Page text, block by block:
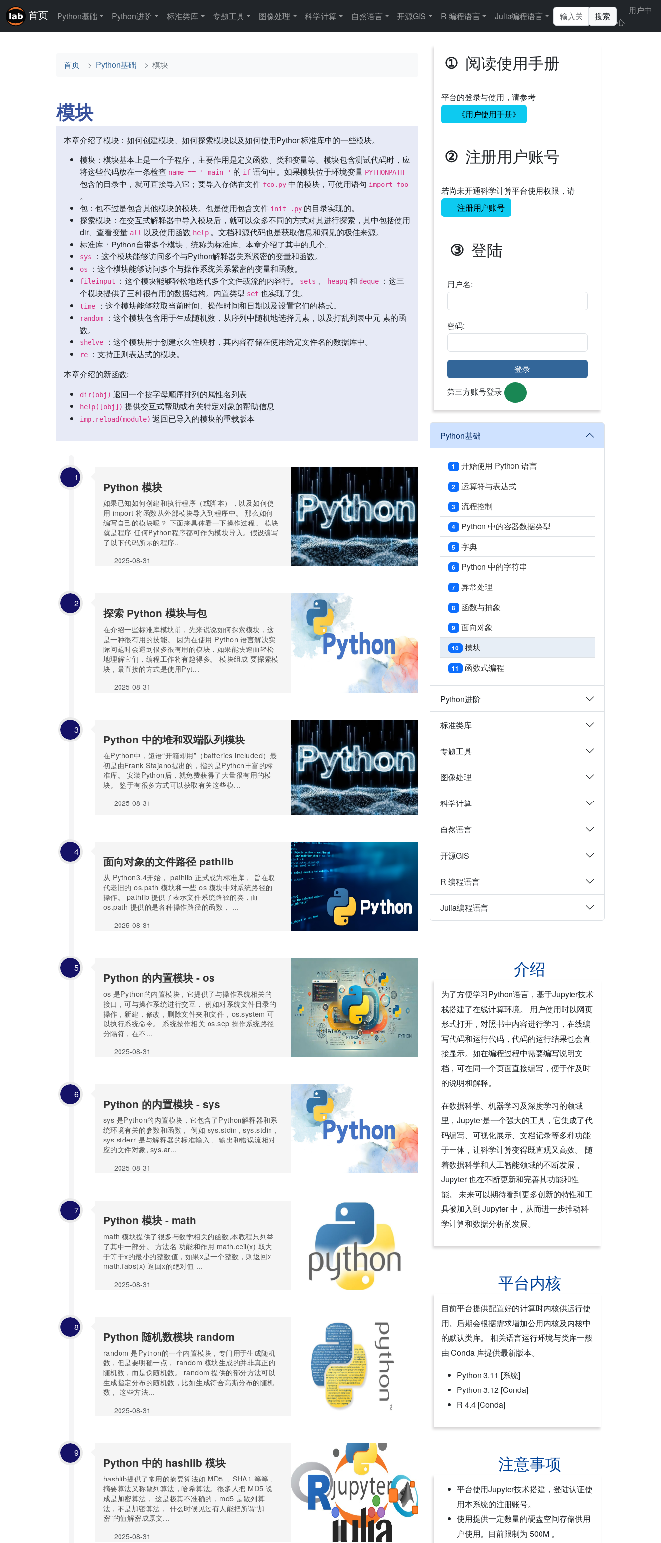
首页 Python基础 Python进阶 标准类库 专题工具 图像处理 科学计算 自然语言 开源GIS R 编程语言 Julia编程语言 搜索
用户中
心
首页 Python基础 模块
模块
本章介绍了模块：如何创建模块、如何探索模块以及如何使用Python标准库中的一些模块。
模块：模块基本上是一个子程序，主要作用是定义函数、类和变量等。模块包含测试代码时，应
将这些代码放在一条检查 name == ' main ' 的 if 语句中。如果模块位于环境变量 PYTHONPATH
包含的目录中，就可直接导入它；要导入存储在文件 foo.py 中的模块，可使用语句 import foo
。
包：包不过是包含其他模块的模块。包是使用包含文件 init .py 的目录实现的。
探索模块：在交互式解释器中导入模块后，就可以众多不同的方式对其进行探索，其中包括使用
dir、查看变量 all 以及使用函数 help 。文档和源代码也是获取信息和洞见的极佳来源。
标准库：Python自带多个模块，统称为标准库。本章介绍了其中的几个。
sys ：这个模块能够访问多个与Python解释器关系紧密的变量和函数。
os ：这个模块能够访问多个与操作系统关系紧密的变量和函数。
fileinput ：这个模块能够轻松地迭代多个文件或流的内容行。 sets 、 heapq 和 deque
：这三
个模块提供了三种很有用的数据结构。内置类型 set 也实现了集。
time ：这个模块能够获取当前时间、操作时间和日期以及设置它们的格式。
random
：这个模块包含用于生成随机数，从序列中随机地选择元素，以及打乱列表中元 素的函
数。
shelve ：这个模块用于创建永久性映射，其内容存储在使用给定文件名的数据库中。
re
：支持正则表达式的模块。
本章介绍的新函数:
dir(obj) 返回一个按字母顺序排列的属性名列表
help([obj]) 提供交互式帮助或有关特定对象的帮助信息
imp.reload(module) 返回已导入的模块的重载版本
1
Python 模块‌
如果已知如何创建和执行程序（或脚本），以及如何使
用 import 将函数从外部模块导入到程序中。 那么如何
编写自己的模块呢？ 下面来具体看一下操作过程。 模块
就是程序 任何Python程序都可作为模块导入。假设编写
了以下代码所示的程序...
2025-08-31
2
探索 Python 模块‌与包
在介绍一些标准库模块前，先来说说如何探索模块，这
是一种很有用的技能。 因为在使用 Python 语言解决实
际问题时会遇到很多很有用的模块，如果能快速而轻松
地理解它们，编程工作将有趣得多。 模块组成 要探索模
块，最直接的方式是使用Pyt...
2025-08-31
3
Python 中的堆和双端队列模块
在Python中，短语“开箱即用”（batteries included）最
初是由Frank Stajano提出的，指的是Python丰富的标
准库。 安装Python后，就免费获得了大量很有用的模
块。 鉴于有很多方式可以获取有关这些模...
2025-08-31
4
面向对象的文件路径 pathlib
从 Python3.4开始， pathlib 正式成为标准库， 旨在取
代老旧的 os.path 模块和一些 os 模块中对系统路径的
操作。 pathlib 提供了表示文件系统路径的类，而
os.path 提供的是各种操作路径的函数， ...
2025-08-31
5
Python 的内置模块 - os
os 是Python的内置模块，它提供了与操作系统相关的
接口，可与操作系统进行交互， 例如对系统文件目录的
操作，新建，修改，删除文件夹和文件，os.system 可
以执行系统命令。 系统操作相关 os.sep 操作系统路径
分隔符，在不...
2025-08-31
6
Python 的内置模块 - sys
sys 是Python的内置模块，它包含了Python解释器和系
统环境有关的参数和函数， 例如 sys.stdin , sys.stdin ,
sys.stderr 是与解释器的标准输入， 输出和错误流相对
应的文件对象, sys.ar...
2025-08-31
7
Python 模块 - math
math 模块提供了很多与数学相关的函数,本教程只列举
了其中一部分。 方法名 功能和作用 math.ceil(x) 取大
于等于x的最小的整数值，如果x是一个整数，则返回x
math.fabs(x) 返回x的绝对值 ...
2025-08-31
8
Python 随机数模块 random
random 是Python的一个内置模块，专门用于生成随机
数，但是要明确一点， random 模块生成的并非真正的
随机数，而是伪随机数。 random 提供的部分方法可以
生成指定分布的随机数，比如生成符合高斯分布的随机
数， 这些方法...
2025-08-31
9
Python 中的 hashlib 模块
hashlib提供了常用的摘要算法如 MD5 ，SHA1 等等，
摘要算法又称散列算法，哈希算法。很多人把 MD5 说
成是加密算法， 这是极其不准确的，md5 是散列算
法，不是加密算法， 什么时候见过有人能把所谓“加
密”的值解密成原文...
2025-08-31
① 阅读使用手册
平台的登录与使用，请参考
《用户使用手册》
② 注册用户账号
若尚未开通科学计算平台使用权限，请
注册用户账号
③ 登陆
用户名:
密码:
登录
第三方账号登录
Python基础
1 开始使用 Python 语言
2 运算符与表达式
3 流程控制
4 Python 中的容器数据类型
5 字典
6 Python 中的字符串
7 异常处理
8 函数与抽象
9 面向对象
10 模块
11 函数式编程
Python进阶
标准类库
专题工具
图像处理
科学计算
自然语言
开源GIS
R 编程语言
Julia编程语言
介绍
为了方便学习Python语言，基于Jupyter技术
栈搭建了在线计算环境。 用户使用时以网页
形式打开，对照书中内容进行学习，在线编
写代码和运行代码，代码的运行结果也会直
接显示。如在编程过程中需要编写说明文
档，可在同一个页面直接编写，便于作及时
的说明和解释。
在数据科学、机器学习及深度学习的领域
里，Jupyter是一个强大的工具，它集成了代
码编写、可视化展示、文档记录等多种功能
于一体，让科学计算变得既直观又高效。 随
着数据科学和人工智能领域的不断发展，
Jupyter 也在不断更新和完善其功能和性
能。 未来可以期待看到更多创新的特性和工
具被加入到 Jupyter 中，从而进一步推动科
学计算和数据分析的发展。
平台内核
目前平台提供配置好的计算时内核供运行使
用。后期会根据需求增加公用内核及内核中
的默认类库。 相关语言运行环境与类库一般
由 Conda 库提供最新版本。
Python 3.11 [系统]
Python 3.12 [Conda]
R 4.4 [Conda]
注意事项
平台使用Jupyter技术搭建，登陆认证使
用本系统的注册账号。
使用提供一定数量的硬盘空间存储供用
户使用。目前限制为 500M 。